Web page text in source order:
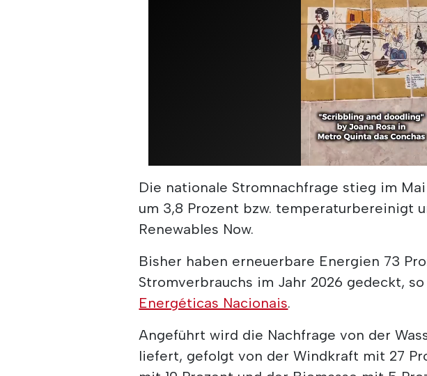
Die nationale Stromnachfrage stieg im
um 3,8 Prozent bzw. temperaturbereinigt
Renewables Now.
Bisher haben erneuerbare Energien 73
Stromverbrauchs im Jahr 2026 gedeckt,
Energéticas Nacionais.
Angeführt wird die Nachfrage von der
liefert, gefolgt von der Windkraft mit 27